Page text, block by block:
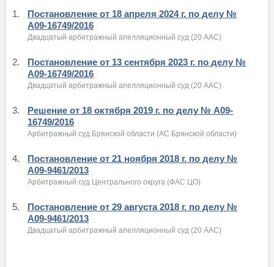
1.
Постановление от 18 апреля 2024 г. по делу №
А09-16749/2016
Двадцатый арбитражный апелляционный суд (20 ААС)
2.
Постановление от 13 сентября 2023 г. по делу №
А09-16749/2016
Двадцатый арбитражный апелляционный суд (20 ААС)
3.
Решение от 18 октября 2019 г. по делу № А09-
16749/2016
Арбитражный суд Брянской области (АС Брянской области)
4.
Постановление от 21 ноября 2018 г. по делу №
А09-9461/2013
Арбитражный суд Центрального округа (ФАС ЦО)
5.
Постановление от 29 августа 2018 г. по делу №
А09-9461/2013
Двадцатый арбитражный апелляционный суд (20 ААС)